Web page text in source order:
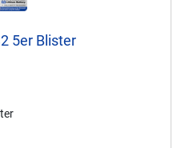
5er Blister